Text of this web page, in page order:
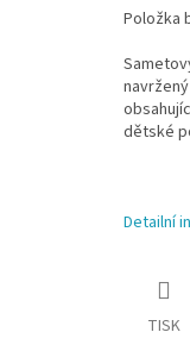
Položka
dětské
Detailní
TISK